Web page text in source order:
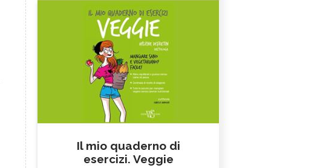
Il mio quaderno di
esercizi. Veggie